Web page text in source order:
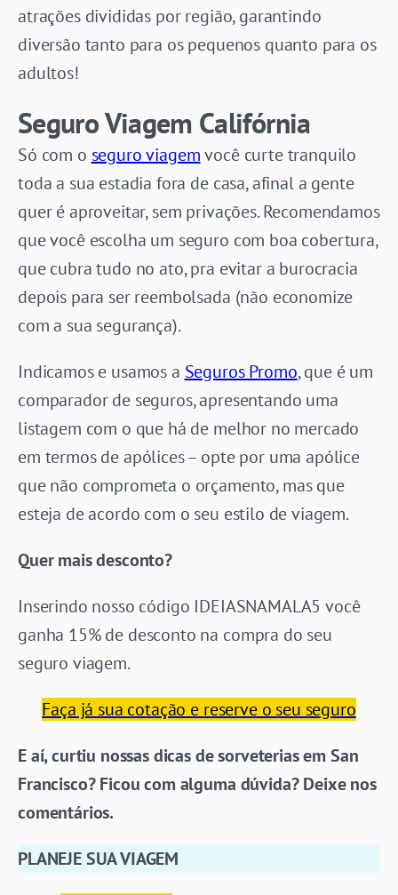
atrações divididas por região, garantindo
diversão tanto para os pequenos quanto para os
adultos!
Seguro Viagem Califórnia
Só com o seguro viagemvocê curte tranquilo
toda a sua estadia fora de casa, afinal a gente
quer é aproveitar, sem privações. Recomendamos
que você escolha um seguro com boa cobertura,
que cubra tudo no ato, pra evitar a burocracia
depois para ser reembolsada (não economize
com a sua segurança).
Indicamos e usamos a Seguros Promo, que é um
comparador de seguros, apresentando uma
listagem com o que há de melhor no mercado
em termos de apólices – opte por uma apólice
que não comprometa o orçamento, mas que
esteja de acordo com o seu estilo de viagem.
Quer mais desconto?
Inserindo nosso código IDEIASNAMALA5 você
ganha 15% de desconto na compra do seu
seguro viagem.
Faça já sua cotação e reserve o seu seguro
E aí, curtiu nossas dicas de sorveterias em San
Francisco? Ficou com alguma dúvida? Deixe nos
comentários.
PLANEJE SUA VIAGEM